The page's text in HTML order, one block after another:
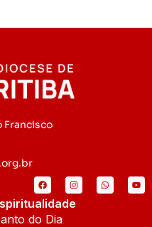
Francisco
do Dia